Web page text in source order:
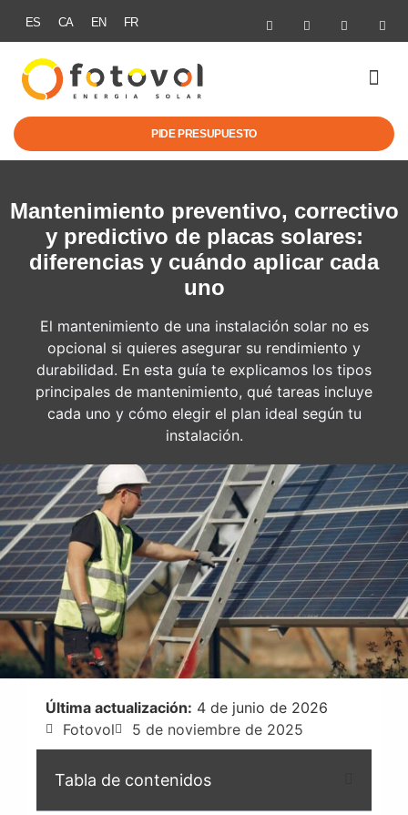
ES CA EN FR
PIDE PRESUPUESTO
Mantenimiento preventivo, correctivo
y predictivo de placas solares:
diferencias y cuándo aplicar cada
uno
El mantenimiento de una instalación solar no es
opcional si quieres asegurar su rendimiento y
durabilidad. En esta guía te explicamos los tipos
principales de mantenimiento, qué tareas incluye
cada uno y cómo elegir el plan ideal según tu
instalación.
Última actualización: 4 de junio de 2026
Fotovol
5 de noviembre de 2025
Tabla de contenidos